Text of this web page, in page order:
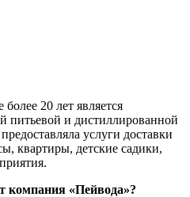
20 лет является
питьевой и дистиллированной
услуги доставки
квартиры, детские садики,
компания «Пейвода»?